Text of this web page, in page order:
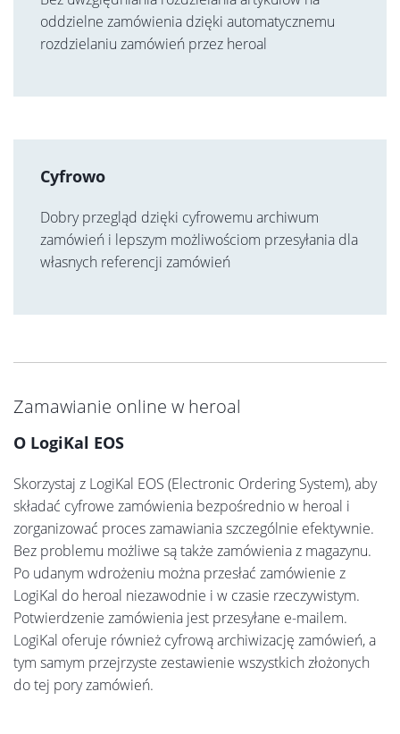
oddzielne zamówienia dzięki automatycznemu
rozdzielaniu zamówień przez heroal
Cyfrowo
Dobry przegląd dzięki cyfrowemu archiwum
zamówień i lepszym możliwościom przesyłania dla
własnych referencji zamówień
Zamawianie online w heroal
O LogiKal EOS
Skorzystaj z LogiKal EOS (Electronic Ordering System), aby
składać cyfrowe zamówienia bezpośrednio w heroal i
zorganizować proces zamawiania szczególnie efektywnie.
Bez problemu możliwe są także zamówienia z magazynu.
Po udanym wdrożeniu można przesłać zamówienie z
LogiKal do heroal niezawodnie i w czasie rzeczywistym.
Potwierdzenie zamówienia jest przesyłane e-mailem.
LogiKal oferuje również cyfrową archiwizację zamówień, a
tym samym przejrzyste zestawienie wszystkich złożonych
do tej pory zamówień.